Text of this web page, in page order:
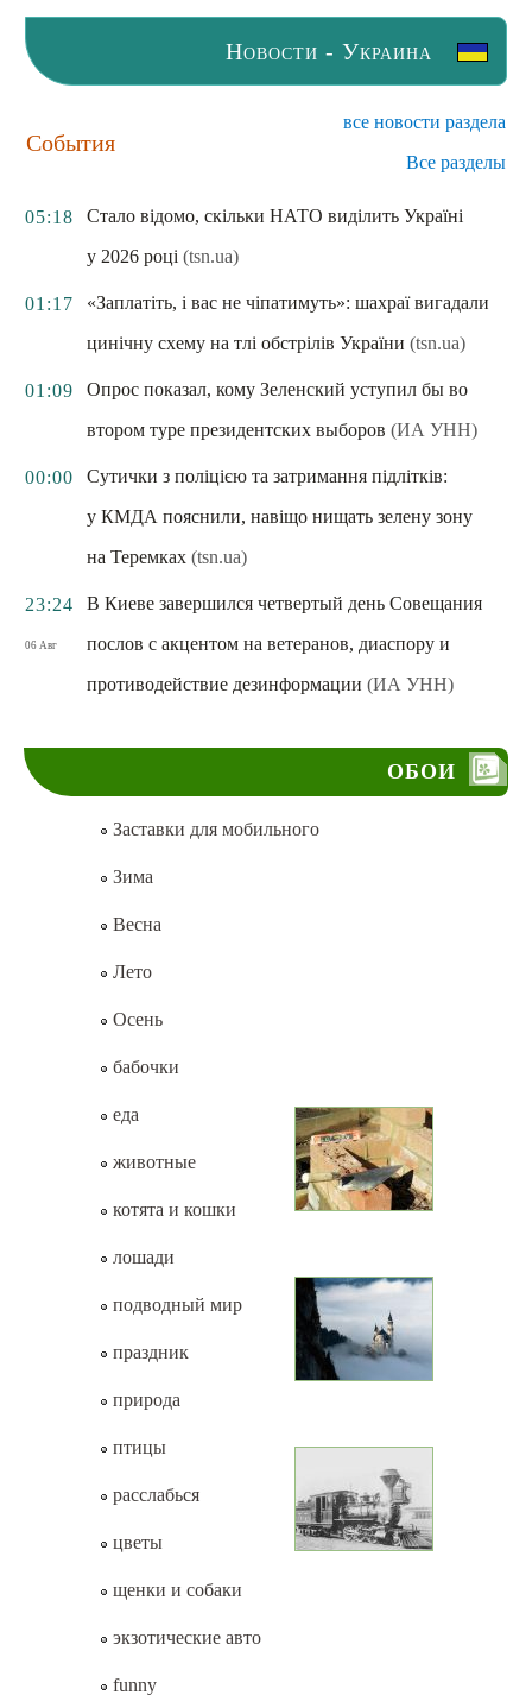
Новости - Украина
События
все новости раздела
Все разделы
05:18
Стало відомо, скільки НАТО виділить Україні
у 2026 році (tsn.ua)
01:17
«Заплатіть, і вас не чіпатимуть»: шахраї вигадали
цинічну схему на тлі обстрілів України (tsn.ua)
01:09
Опрос показал, кому Зеленский уступил бы во
втором туре президентских выборов (ИА УНН)
00:00
Сутички з поліцією та затримання підлітків:
у КМДА пояснили, навіщо нищать зелену зону
на Теремках (tsn.ua)
23:24
06 Авг
В Киеве завершился четвертый день Совещания
послов с акцентом на ветеранов, диаспору и
противодействие дезинформации (ИА УНН)
ОБОИ
Заставки для мобильного
Зима
Весна
Лето
Осень
бабочки
еда
животные
котята и кошки
лошади
подводный мир
праздник
природа
птицы
расслабься
цветы
щенки и собаки
экзотические авто
funny